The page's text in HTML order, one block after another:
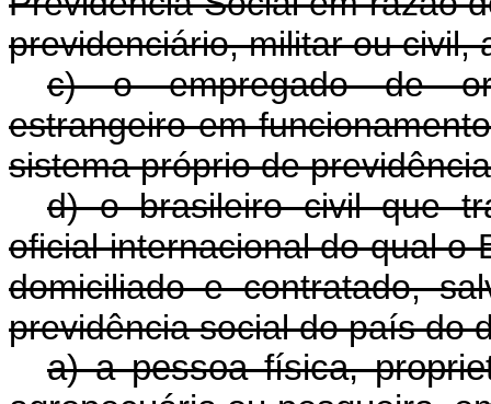
previdenciário, militar ou civil,
c) o empregado de
estrangeiro em
sistema próprio de
d) o brasileiro civil que
oficial internacional do qual o
domiciliado e contratado,
previdência social do país do
a) a pessoa física,